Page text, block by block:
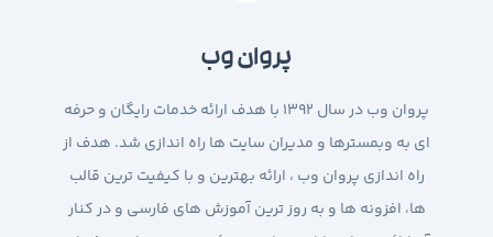
پروان وب
پروان وب در سال 1392 با هدف ارائه خدمات رایگان و حرفه
ای به وبمسترها و مدیران سایت ها راه اندازی شد. هدف از
راه اندازی پروان وب ، ارائه بهترین و با کیفیت ترین قالب
ها، افزونه ها و به روز ترین آموزش های فارسی و در کنار